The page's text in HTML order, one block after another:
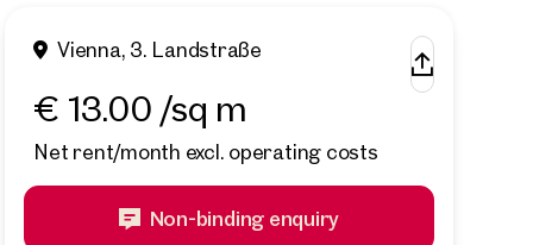
Vienna, 3. Landstraße
€ 13.00 /sq m
Net rent/month excl. operating costs
Non-binding enquiry